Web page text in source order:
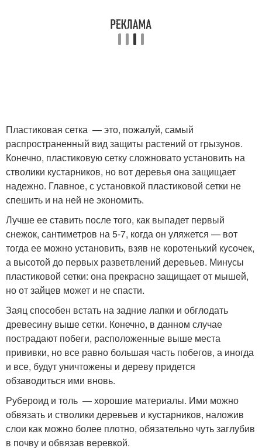
Пластиковая сетка — это, пожалуй, самый
распространенный вид защиты растений от грызунов.
Конечно, пластиковую сетку сложновато установить на
стволики кустарников, но вот деревья она защищает
надежно. Главное, с установкой пластиковой сетки не
спешить и на ней не экономить.
Лучше ее ставить после того, как выпадет первый
снежок, сантиметров на 5-7, когда он уляжется — вот
тогда ее можно установить, взяв не коротенький кусочек,
а высотой до первых разветвлений деревьев. Минусы
пластиковой сетки: она прекрасно защищает от мышей,
но от зайцев может и не спасти.
Заяц способен встать на задние лапки и обглодать
древесину выше сетки. Конечно, в данном случае
пострадают побеги, расположенные выше места
прививки, но все равно большая часть побегов, а иногда
и все, будут уничтожены и дереву придется
обзаводиться ими вновь.
Рубероид и толь — хорошие материалы. Ими можно
обвязать и стволики деревьев и кустарников, наложив
слои как можно более плотно, обязательно чуть заглубив
в почву и обвязав веревкой.